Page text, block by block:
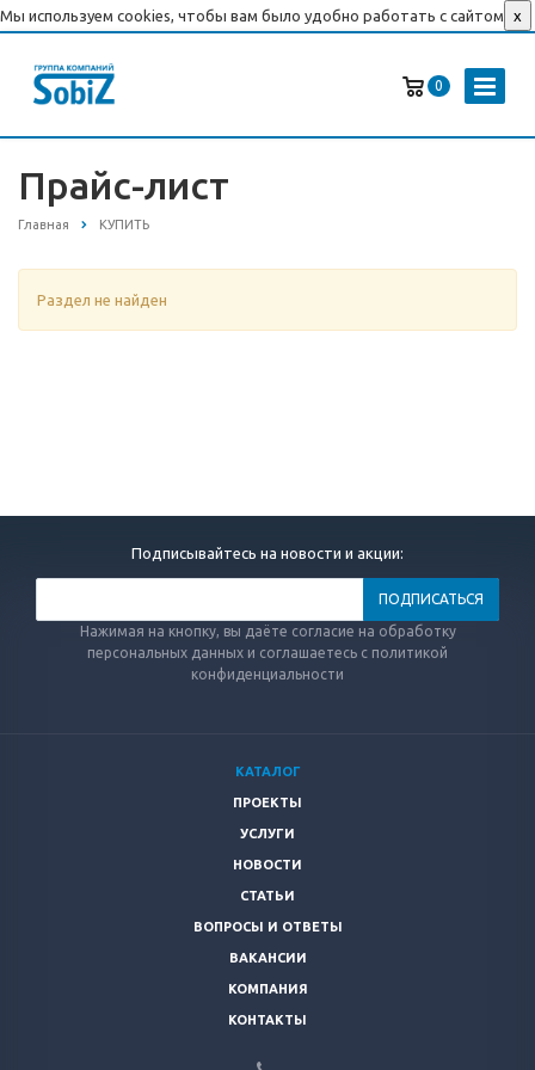
Мы используем cookies, чтобы вам было удобно работать с сайтом x
0
Прайс-лист
Главная КУПИТЬ
Раздел не найден
Подписывайтесь на новости и акции:
Нажимая на кнопку, вы даёте согласие на обработку
персональных данных и соглашаетесь с политикой
конфиденциальности
КАТАЛОГ
ПРОЕКТЫ
УСЛУГИ
НОВОСТИ
СТАТЬИ
ВОПРОСЫ И ОТВЕТЫ
ВАКАНСИИ
КОМПАНИЯ
КОНТАКТЫ